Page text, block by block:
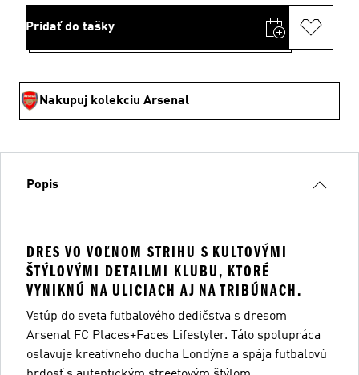
Pridať do tašky
Nakupuj kolekciu Arsenal
Popis
DRES VO VOĽNOM STRIHU S KULTOVÝMI
ŠTÝLOVÝMI DETAILMI KLUBU, KTORÉ
VYNIKNÚ NA ULICIACH AJ NA TRIBÚNACH.
Vstúp do sveta futbalového dedičstva s dresom
Arsenal FC Places+Faces Lifestyler. Táto spolupráca
oslavuje kreatívneho ducha Londýna a spája futbalovú